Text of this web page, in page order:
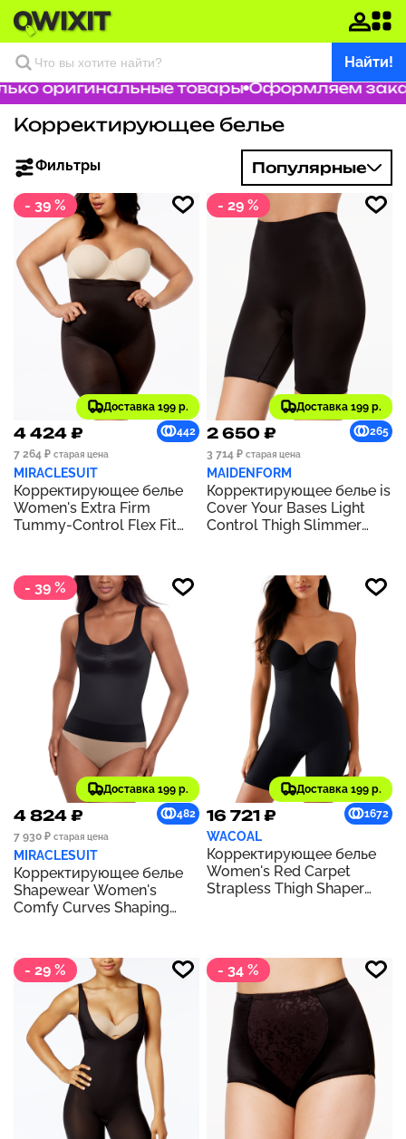
Найти!
оригинальные товары Оформляем заказ
Корректирующее белье
Фильтры Популярные
- 39 %
Доставка 199 р.
4 424 ₽
442
7 264 ₽ старая цена
MIRACLESUIT
Корректирующее белье
Women's Extra Firm
Tummy-Control Flex Fit
- 29 %
Доставка 199 р.
2 650 ₽
265
3 714 ₽ старая цена
MAIDENFORM
Корректирующее белье is
Cover Your Bases Light
Control Thigh Slimmer
- 39 %
Доставка 199 р.
4 824 ₽
482
7 930 ₽ старая цена
MIRACLESUIT
Корректирующее белье
Shapewear Women's
Comfy Curves Shaping
Доставка 199 р.
16 721 ₽ 1672
WACOAL
Корректирующее белье
Women's Red Carpet
Strapless Thigh Shaper
- 29 % - 34 %